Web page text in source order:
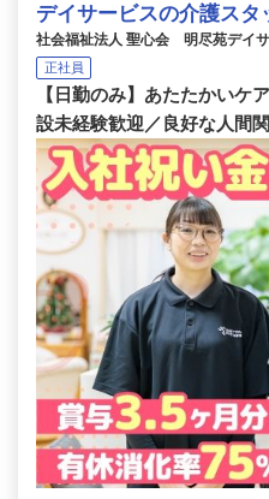
デイサービスの介護スタ
社会福祉法人 聖心会 明尽苑デイ
正社員
【日勤のみ】あたたかい
設未経験歓迎／良好な人間